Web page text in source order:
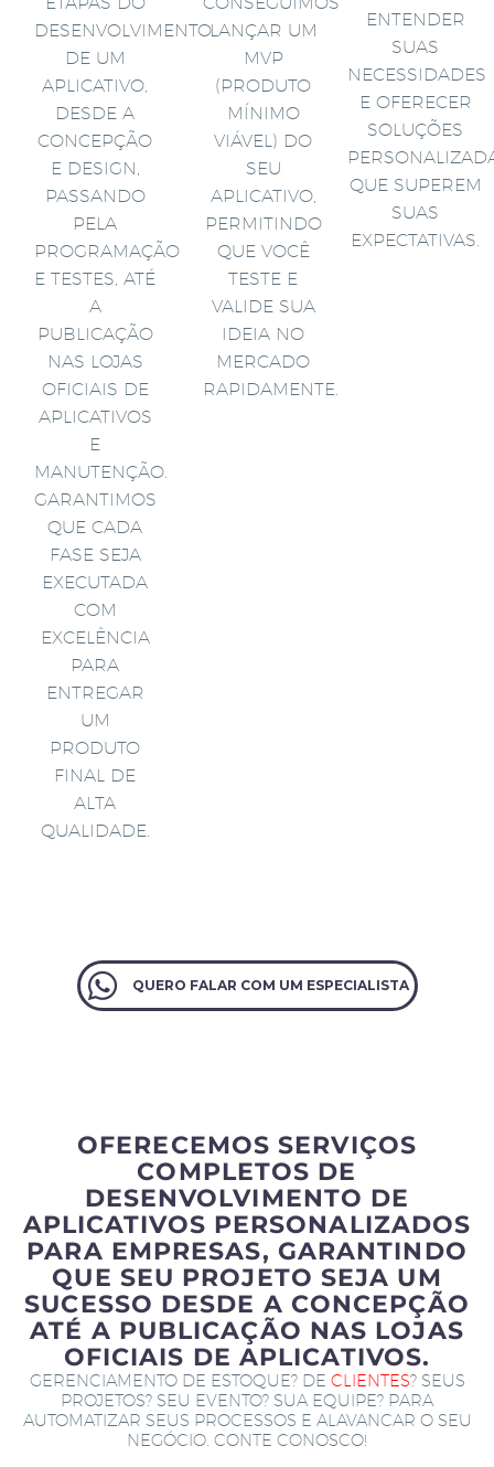
DESENVOLVIMENTO
DE UM
APLICATIVO,
DESDE A
CONCEPÇÃO
E DESIGN,
PASSANDO
PELA
PROGRAMAÇÃO
E TESTES, ATÉ
A
PUBLICAÇÃO
NAS LOJAS
OFICIAIS DE
APLICATIVOS
E
MANUTENÇÃO.
GARANTIMOS
QUE CADA
FASE SEJA
EXECUTADA
COM
EXCELÊNCIA
PARA
ENTREGAR
UM
PRODUTO
FINAL DE
ALTA
QUALIDADE.
LANÇAR UM
MVP
(PRODUTO
MÍNIMO
VIÁVEL) DO
SEU
APLICATIVO,
PERMITINDO
QUE VOCÊ
TESTE E
VALIDE SUA
IDEIA NO
MERCADO
RAPIDAMENTE.
ENTENDER
SUAS
NECESSIDADES
E OFERECER
SOLUÇÕES
QUE SUPEREM
SUAS
EXPECTATIVAS.
QUERO FALAR COM UM ESPECIALISTA
OFERECEMOS SERVIÇOS
COMPLETOS DE
DESENVOLVIMENTO DE
APLICATIVOS PERSONALIZADOS
PARA EMPRESAS, GARANTINDO
QUE SEU PROJETO SEJA UM
SUCESSO DESDE A CONCEPÇÃO
ATÉ A PUBLICAÇÃO NAS LOJAS
OFICIAIS DE APLICATIVOS.
GERENCIAMENTO DE ESTOQUE? DE CLIENTES? SEUS
PROJETOS? SEU EVENTO? SUA EQUIPE? PARA
AUTOMATIZAR SEUS PROCESSOS E ALAVANCAR O SEU
NEGÓCIO. CONTE CONOSCO!